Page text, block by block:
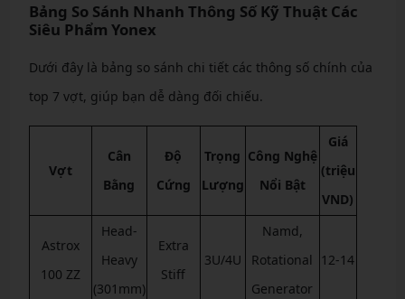
Bảng So Sánh Nhanh Thông Số Kỹ Thuật Các
Siêu Phẩm Yonex
Dưới đây là bảng so sánh chi tiết các thông số chính của
top 7 vợt, giúp bạn dễ dàng đối chiếu.
Vợt
Cân
Bằng
Độ
Cứng
Trọng
Lượng
Công Nghệ
Nổi Bật
Giá
(triệu
VND)
Astrox
100 ZZ
Head-
Heavy
(301mm)
Extra
Stiff
3U/4U
Namd,
Rotational
Generator
12-14